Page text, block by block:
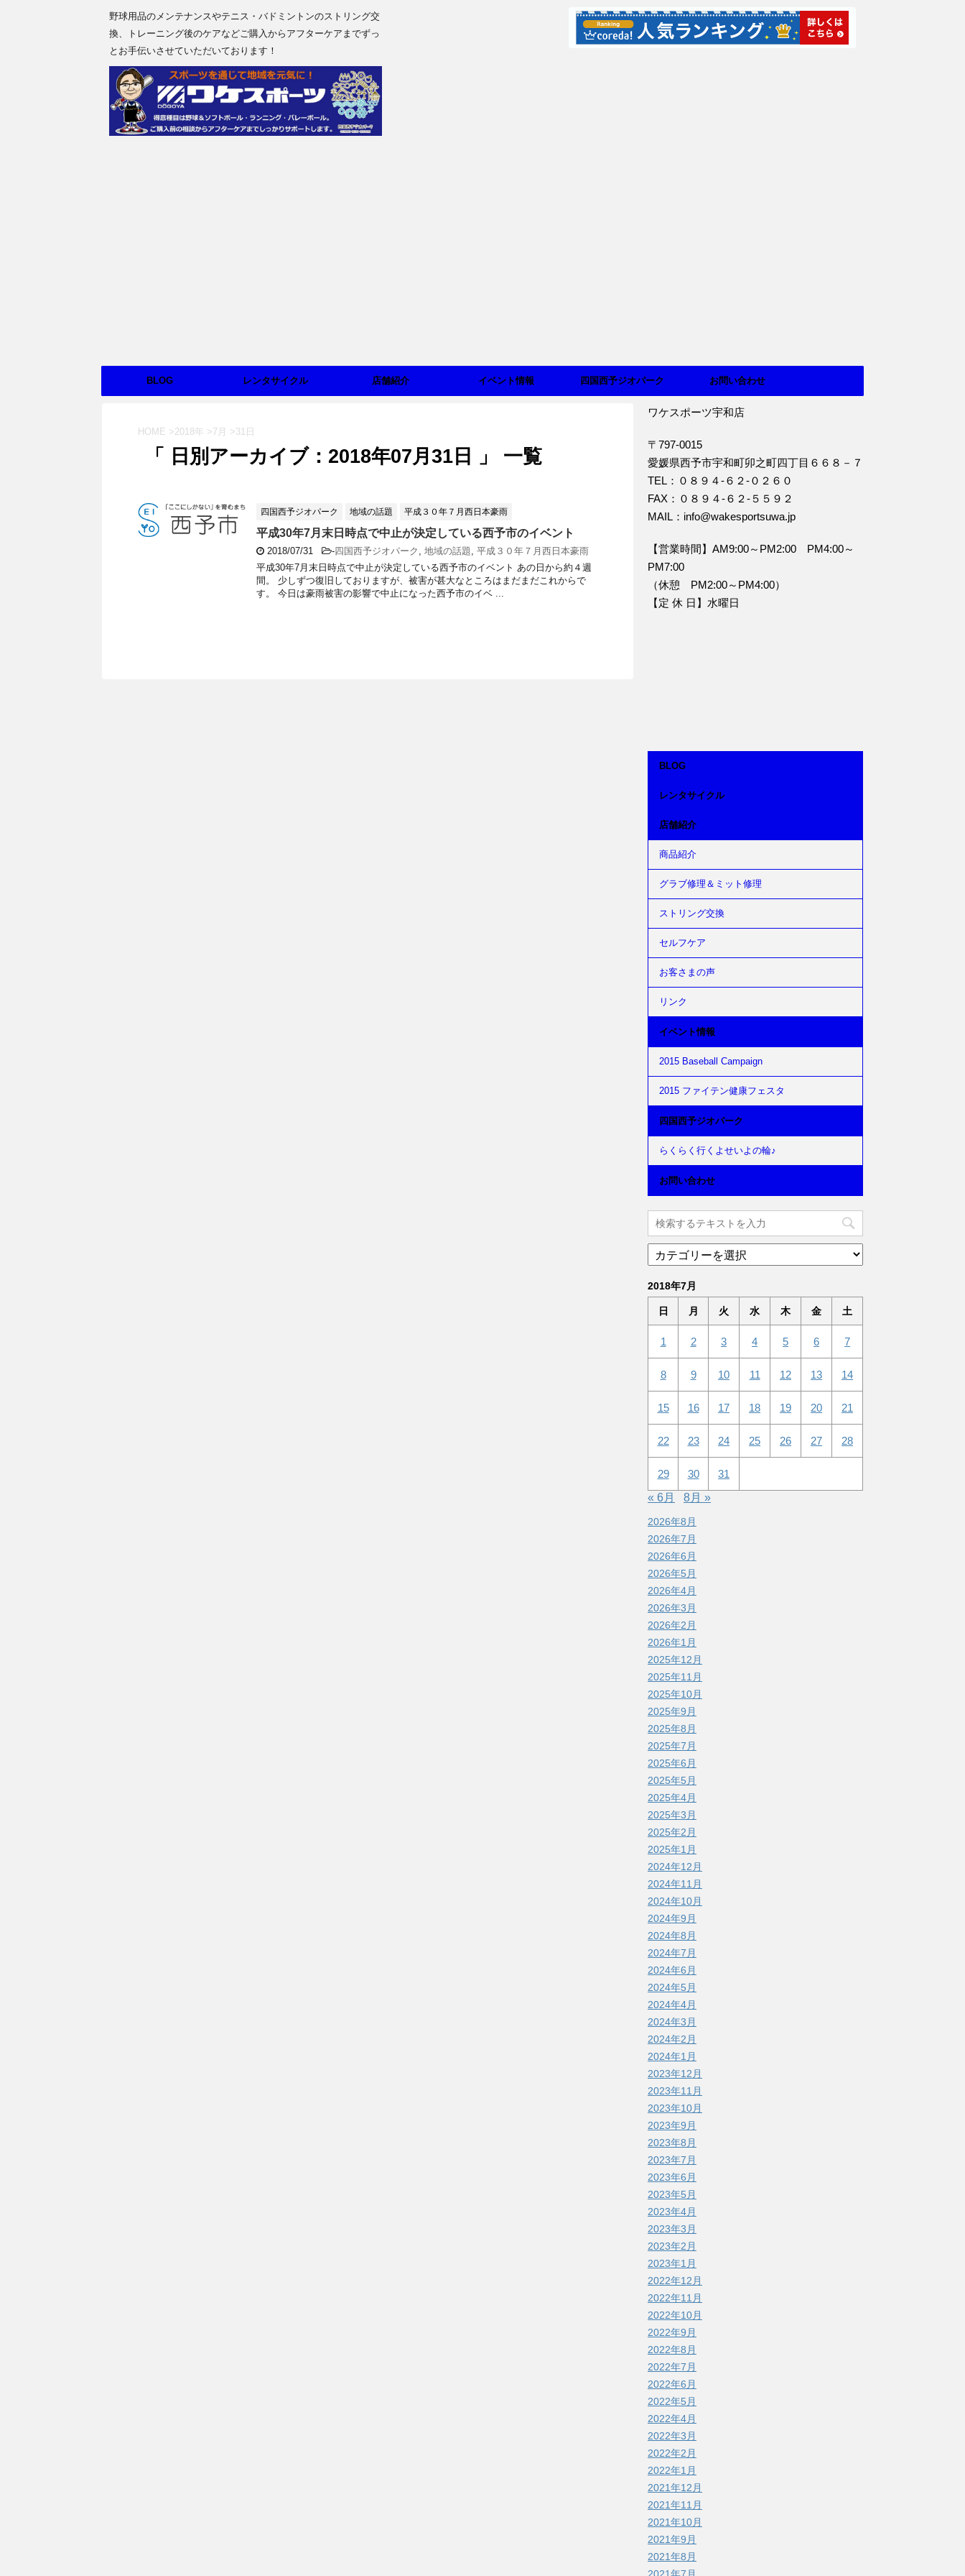
野球用品のメンテナンスやテニス・バドミントンのストリング交
換、トレーニング後のケアなどご購入からアフターケアまでずっ
とお手伝いさせていただいております！
BLOG レンタサイクル 店舗紹介 イベント情報 四国西予ジオパーク お問い合わせ
HOME >2018年 >7月 >31日
「 日別アーカイブ：2018年07月31日 」 一覧
四国西予ジオパーク 地域の話題 平成３０年７月西日本豪雨
平成30年7月末日時点で中止が決定している西予市のイベント
2018/07/31 -四国西予ジオパーク 地域の話題
平成３０年７月西日本豪雨
平成30年7月末日時点で中止が決定している西予市のイベント あの日から約４週
間。 少しずつ復旧しておりますが、被害が甚大なところはまだまだこれからで
す。 今日は豪雨被害の影響で中止になった西予市のイベ ...
ワケスポーツ宇和店
〒797-0015
愛媛県西予市宇和町卯之町四丁目６６８－７
TEL：０８９４‐６２‐０２６０
FAX：０８９４‐６２‐５５９２
MAIL：info@wakesportsuwa.jp
【営業時間】AM9:00～PM2:00 PM4:00～
PM7:00
（休憩 PM2:00～PM4:00）
【定 休 日】水曜日
BLOG
レンタサイクル
店舗紹介
商品紹介
グラブ修理＆ミット修理
ストリング交換
セルフケア
お客さまの声
リンク
イベント情報
2015 Baseball Campaign
2015 ファイテン健康フェスタ
四国西予ジオパーク
らくらく行くよせいよの輪♪
お問い合わせ
2018年7月
日 月 火 水 木 金 土
1 2 3 4 5 6 7
8 9 10 11 12 13 14
15 16 17 18 19 20 21
22 23 24 25 26 27 28
29 30
31
« 6月
8月 »
2026年8月
2026年7月
2026年6月
2026年5月
2026年4月
2026年3月
2026年2月
2026年1月
2025年12月
2025年11月
2025年10月
2025年9月
2025年8月
2025年7月
2025年6月
2025年5月
2025年4月
2025年3月
2025年2月
2025年1月
2024年12月
2024年11月
2024年10月
2024年9月
2024年8月
2024年7月
2024年6月
2024年5月
2024年4月
2024年3月
2024年2月
2024年1月
2023年12月
2023年11月
2023年10月
2023年9月
2023年8月
2023年7月
2023年6月
2023年5月
2023年4月
2023年3月
2023年2月
2023年1月
2022年12月
2022年11月
2022年10月
2022年9月
2022年8月
2022年7月
2022年6月
2022年5月
2022年4月
2022年3月
2022年2月
2022年1月
2021年12月
2021年11月
2021年10月
2021年9月
2021年8月
2021年7月